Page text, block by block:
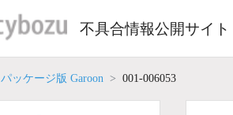
不具合情報公開サイト
パッケージ版 Garoon 001-006053